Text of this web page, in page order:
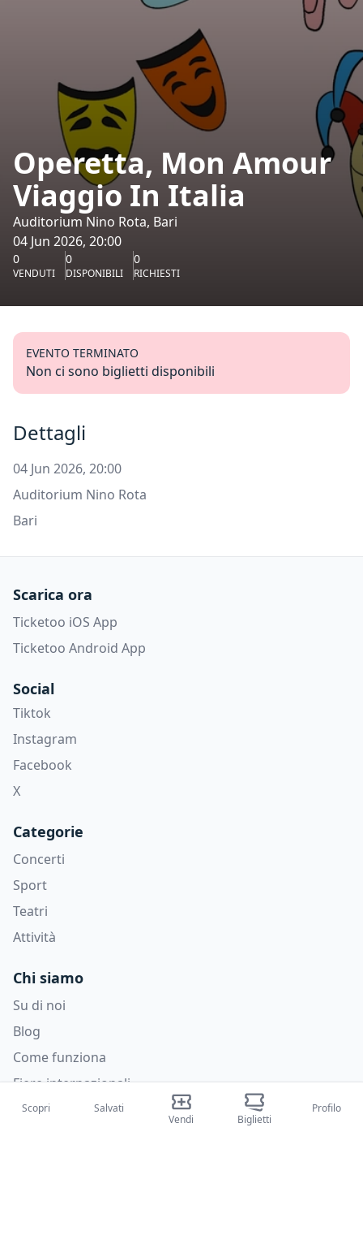
Operetta, Mon Amour
Viaggio In Italia
Auditorium Nino Rota, Bari
04 Jun 2026, 20:00
0
VENDUTI
0
DISPONIBILI
0
RICHIESTI
EVENTO TERMINATO
Non ci sono biglietti disponibili
Dettagli
04 Jun 2026, 20:00
Auditorium Nino Rota
Bari
Scarica ora
Ticketoo iOS App
Ticketoo Android App
Social
Tiktok
Instagram
Facebook
X
Categorie
Concerti
Sport
Teatri
Attività
Chi siamo
Su di noi
Blog
Come funziona
Fiere internazionali
Creator Program
Scopri
Salvati
Vendi
Biglietti
Profilo